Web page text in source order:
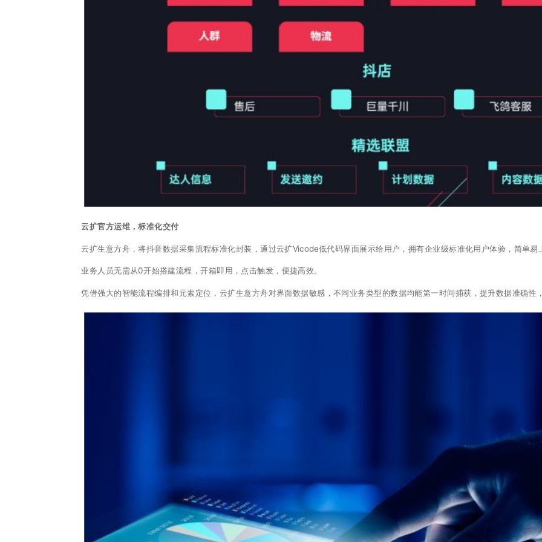
云扩官方运维，标准化交付
云扩生意方舟，将抖音数据采集流程标准化封装，通过云扩Vicode低代码界面展示给用户，拥有企业级标准化用户体验，简单易
业务人员无需从0开始搭建流程，开箱即用，点击触发，便捷高效。
凭借强大的智能流程编排和元素定位，云扩生意方舟对界面数据敏感，不同业务类型的数据均能第一时间捕获，提升数据准确性